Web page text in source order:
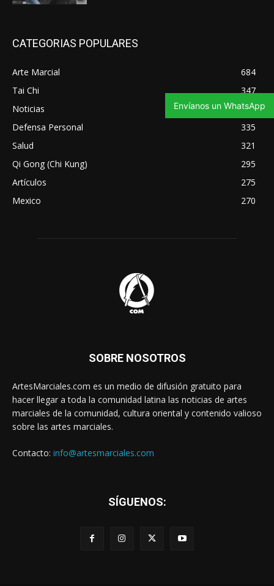
CATEGORIAS POPULARES
Arte Marcial
684
Tai Chi
347
Noticias
343
Defensa Personal
335
Salud
321
Qi Gong (Chi Kung)
295
Artículos
275
Mexico
270
SOBRE NOSOTROS
ArtesMarciales.com es un medio de difusión gratuito para
hacer llegar a toda la comunidad latina las noticias de artes
marciales de la comunidad, cultura oriental y contenido valioso
sobre las artes marciales.
Contacto: info@artesmarciales.com
SÍGUENOS:
Envíanos un WhatsApp